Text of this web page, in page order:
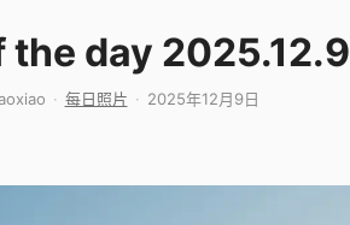
the day 2025.12.9
每日照片 2025年12月9日